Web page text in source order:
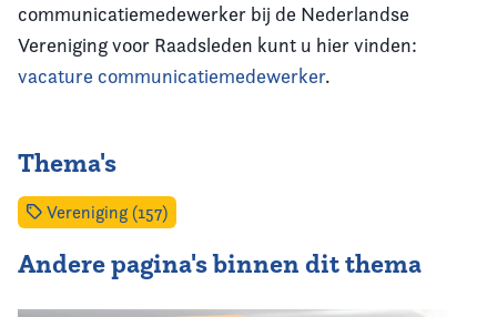
communicatiemedewerker bij de Nederlandse
Vereniging voor Raadsleden kunt u hier vinden:
vacature communicatiemedewerker.
Thema's
Vereniging (157)
Andere pagina's binnen dit thema